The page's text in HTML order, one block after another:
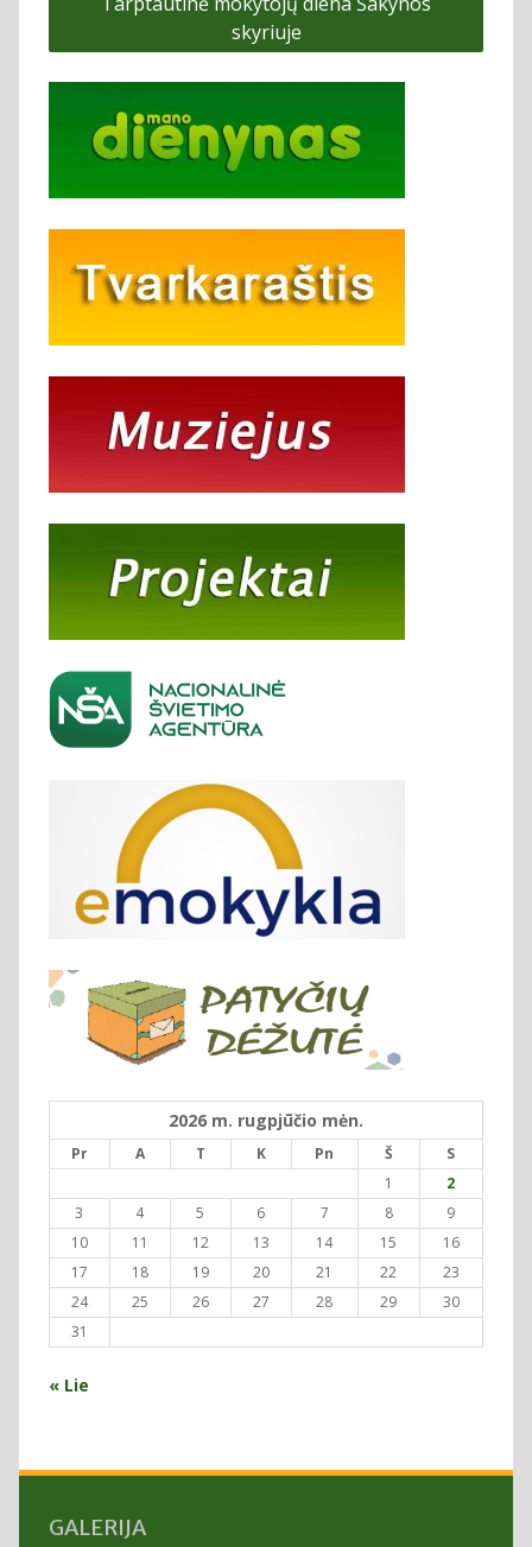
skyriuje
2026 m. rugpjūčio mėn.
Pr A T K Pn Š
S
1
2
3
4 5 6 7 8
9
10
11 12 13 14 15
16
17
18 19 20 21 22
23
24
25 26 27 28 29
30
31
« Lie
GALERIJA